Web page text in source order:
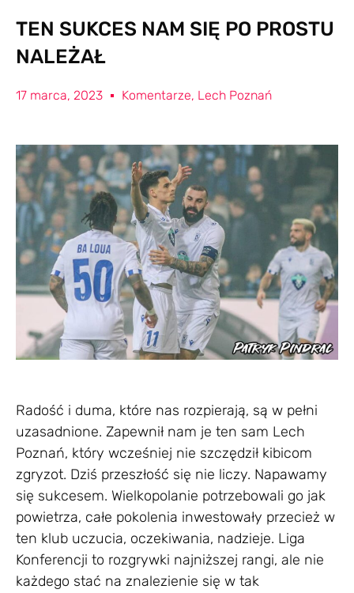
TEN SUKCES NAM SIĘ PO PROSTU
NALEŻAŁ
17 marca, 2023 Komentarze, Lech Poznań
Radość i duma, które nas rozpierają, są w pełni
uzasadnione. Zapewnił nam je ten sam Lech
Poznań, który wcześniej nie szczędził kibicom
zgryzot. Dziś przeszłość się nie liczy. Napawamy
się sukcesem. Wielkopolanie potrzebowali go jak
powietrza, całe pokolenia inwestowały przecież w
ten klub uczucia, oczekiwania, nadzieje. Liga
Konferencji to rozgrywki najniższej rangi, ale nie
każdego stać na znalezienie się w tak